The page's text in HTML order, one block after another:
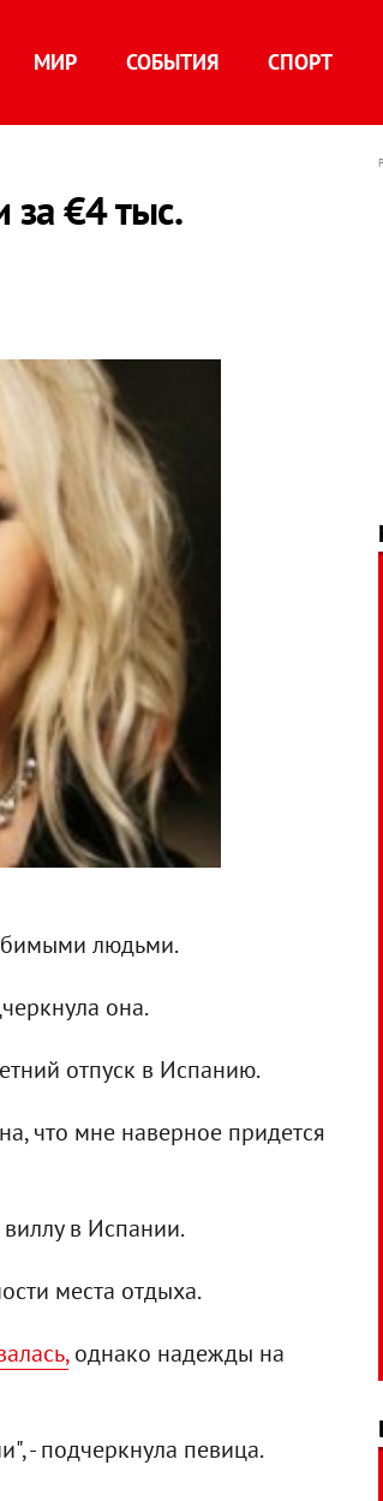
МИР СОБЫТИЯ СПОРТ
за €4 тыс.
людьми.
она.
отпуск в Испанию.
что мне наверное придется
в Испании.
места отдыха.
однако надежды на
- подчеркнула певица.